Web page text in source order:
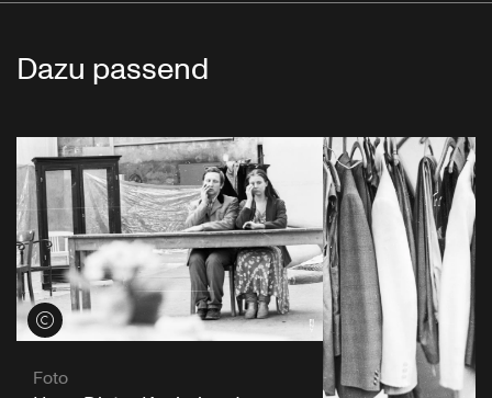
Dazu passend
Credits öffnen
Foto